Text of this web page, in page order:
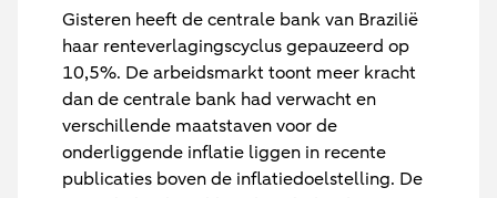
Gisteren heeft de centrale bank van Brazilië
haar renteverlagingscyclus gepauzeerd op
10,5%. De arbeidsmarkt toont meer kracht
dan de centrale bank had verwacht en
verschillende maatstaven voor de
onderliggende inflatie liggen in recente
publicaties boven de inflatiedoelstelling. De